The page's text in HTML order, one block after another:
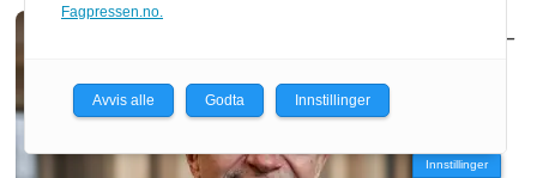
–
Innstillinger
Fagpressen.no.
Avvis alle Godta Innstillinger